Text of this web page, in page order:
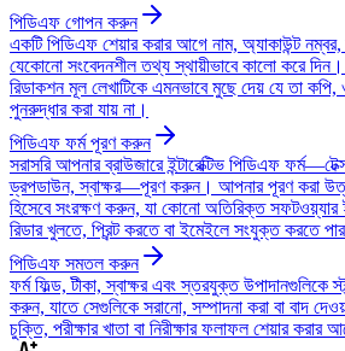
পিডিএফ গোপন করুন
একটি পিডিএফ শেয়ার করার আগে নাম, অ্যাকাউন্ট নম্বর,
যেকোনো সংবেদনশীল তথ্য স্থায়ীভাবে কালো করে দিন।
রিডাকশন মূল লেখাটিকে এমনভাবে মুছে দেয় যে তা কপি,
পুনরুদ্ধার করা যায় না।
পিডিএফ ফর্ম পূরণ করুন
সরাসরি আপনার ব্রাউজারে ইন্টারেক্টিভ পিডিএফ
ড্রপডাউন, স্বাক্ষর—পূরণ করুন। আপনার পূরণ করা
হিসেবে সংরক্ষণ করুন, যা কোনো অতিরিক্ত সফটওয়্যার
রিডার খুলতে, প্রিন্ট করতে বা ইমেইলে সংযুক্ত করতে
পিডিএফ সমতল করুন
ফর্ম ফিল্ড, টীকা, স্বাক্ষর এবং স্তরযুক্ত উপাদানগুলিকে
করুন, যাতে সেগুলিকে সরানো, সম্পাদনা করা বা বাদ
চুক্তি, পরীক্ষার খাতা বা নিরীক্ষার ফলাফল শেয়ার করার